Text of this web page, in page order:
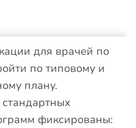
для врачей по
по типовому и
плану.
фиксированы: